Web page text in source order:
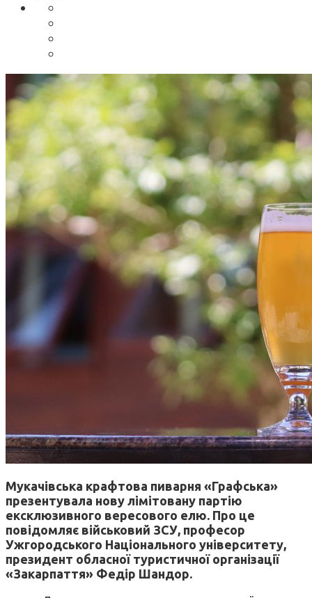
Мукачівська крафтова пиварня «Графська»
презентувала нову лімітовану партію
ексклюзивного вересового елю. Про це
повідомляє військовий ЗСУ, професор
Ужгородського Національного університету,
президент обласної туристичної організації
«Закарпаття» Федір Шандор.